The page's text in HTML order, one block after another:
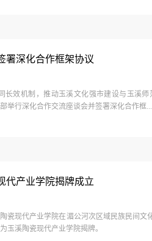
署深化合作框架协议
长效机制，推动玉溪文化强市建设与玉溪
举行深化合作交流座谈会并签署深化合作框...
代产业学院揭牌成立
现代产业学院在湄公河次区域民族民间文
玉溪陶瓷现代产业学院揭牌。